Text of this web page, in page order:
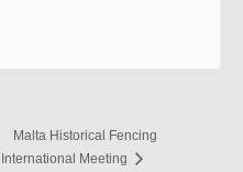
Malta Historical Fencing
International Meeting